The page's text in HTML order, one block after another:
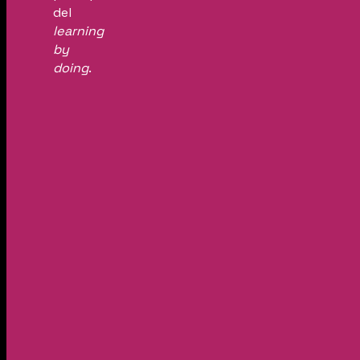
del
learning
by
doing.